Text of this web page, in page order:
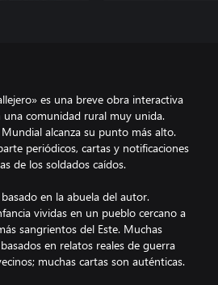
es una breve obra interactiva
comunidad rural muy unida.
alcanza su punto más alto.
periódicos, cartas y notificaciones
de los soldados caídos.
en la abuela del autor.
vividas en un pueblo cercano a
sangrientos del Este. Muchas
en relatos reales de guerra
muchas cartas son auténticas.